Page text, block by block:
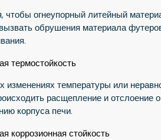
чтобы огнеупорный литейный
обрушения материала
термостойкость
изменениях температуры или
расщепление и отслоение
корпуса печи.
коррозионная стойкость